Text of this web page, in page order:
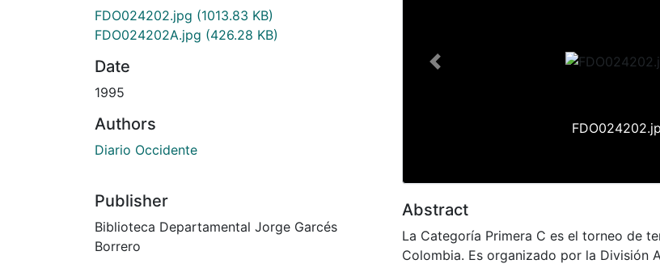
FDO024202.jpg (1013.83 KB)
FDO024202A.jpg (426.28 KB)
Date
1995
Authors
Diario Occidente
Publisher
Biblioteca Departamental Jorge Garcés
Borrero
Previous
Abstract
La Categoría Primera C es el torneo de
Colombia. Es organizado por la División